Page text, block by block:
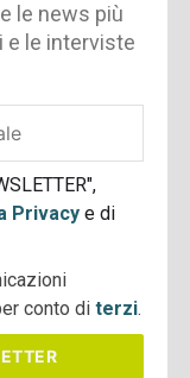
le news più
e le interviste
Privacye di
conto diterzi.